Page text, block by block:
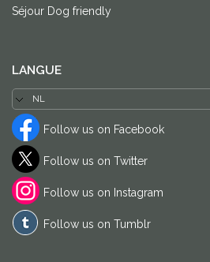
Séjour Dog friendly
LANGUE
Follow us on Facebook
Follow us on Twitter
Follow us on Instagram
Follow us on Tumblr